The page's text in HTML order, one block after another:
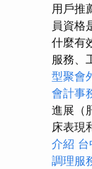
用戶推
員資格
什麼有
服務、
型聚會
會計事
進展（
床表現
介紹
調理服